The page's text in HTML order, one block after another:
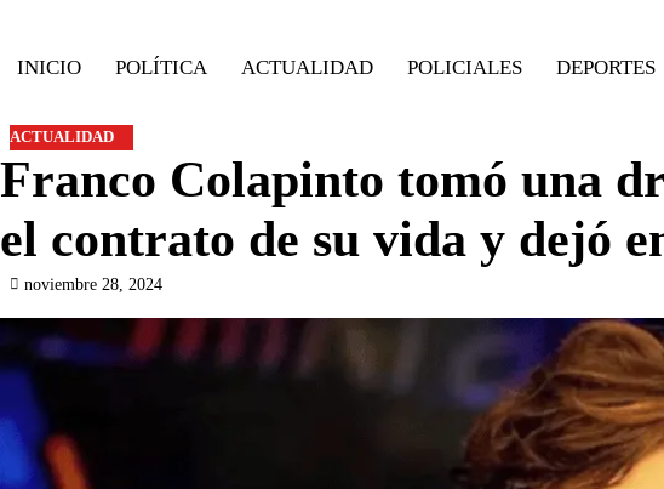
content
INICIO POLÍTICA ACTUALIDAD POLICIALES DEPORTES
ACTUALIDAD
Franco Colapinto tomó una
el contrato de su vida y dejó
noviembre 28, 2024